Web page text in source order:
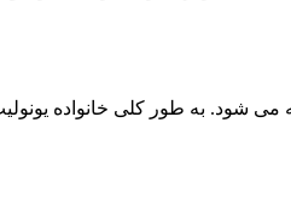
شود. به طور کلی خانواده